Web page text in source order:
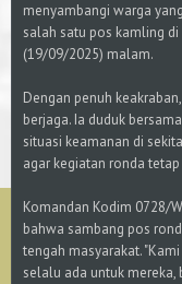
menyambangi warga
salah satu pos kamling
(19/09/2025) malam.
Dengan penuh
berjaga. Ia duduk
situasi keamanan di
agar kegiatan ronda
Komandan Kodim 0728/
bahwa sambang pos
tengah masyarakat.
selalu ada untuk mereka,